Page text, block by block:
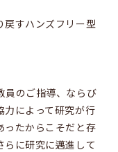
戻すハンズフリー型
員のご指導、ならび
力によって研究が行
ったからこそだと存
らに研究に邁進して